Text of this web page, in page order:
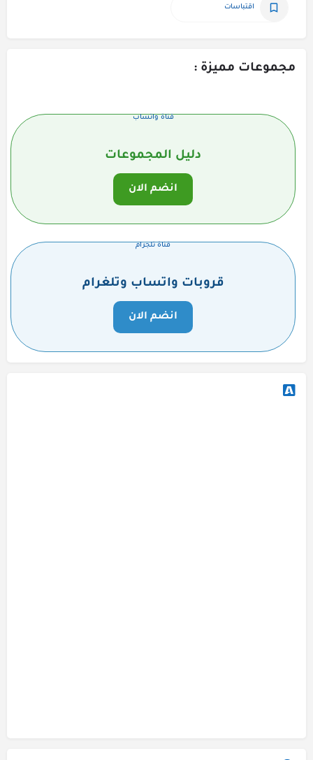
اقتباسات
مجموعات مميزة :
قناة واتساب
دليل المجموعات
انضم الان
قناة تلجرام
قروبات واتساب وتلغرام
انضم الان